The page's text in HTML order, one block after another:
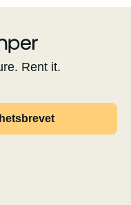
Rent it.